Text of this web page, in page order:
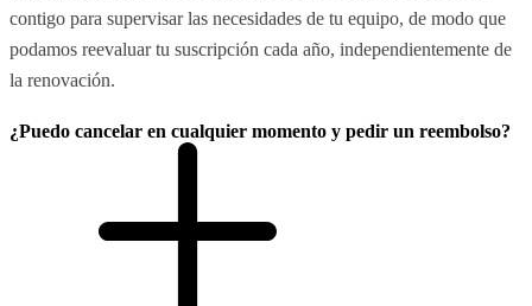
contigo para supervisar las necesidades de tu equipo, de modo que
podamos reevaluar tu suscripción cada año, independientemente de
la renovación.
¿Puedo cancelar en cualquier momento y pedir un reembolso?